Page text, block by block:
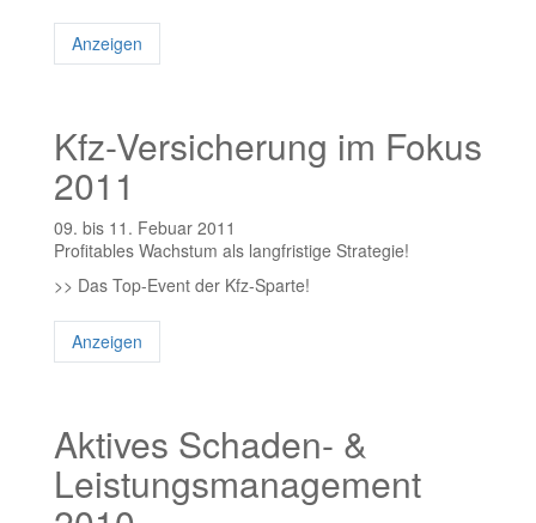
Anzeigen
Kfz-Versicherung im Fokus
2011
09. bis 11. Febuar 2011
Profitables Wachstum als langfristige Strategie!
>> Das Top-Event der Kfz-Sparte!
Anzeigen
Aktives Schaden- &
Leistungsmanagement